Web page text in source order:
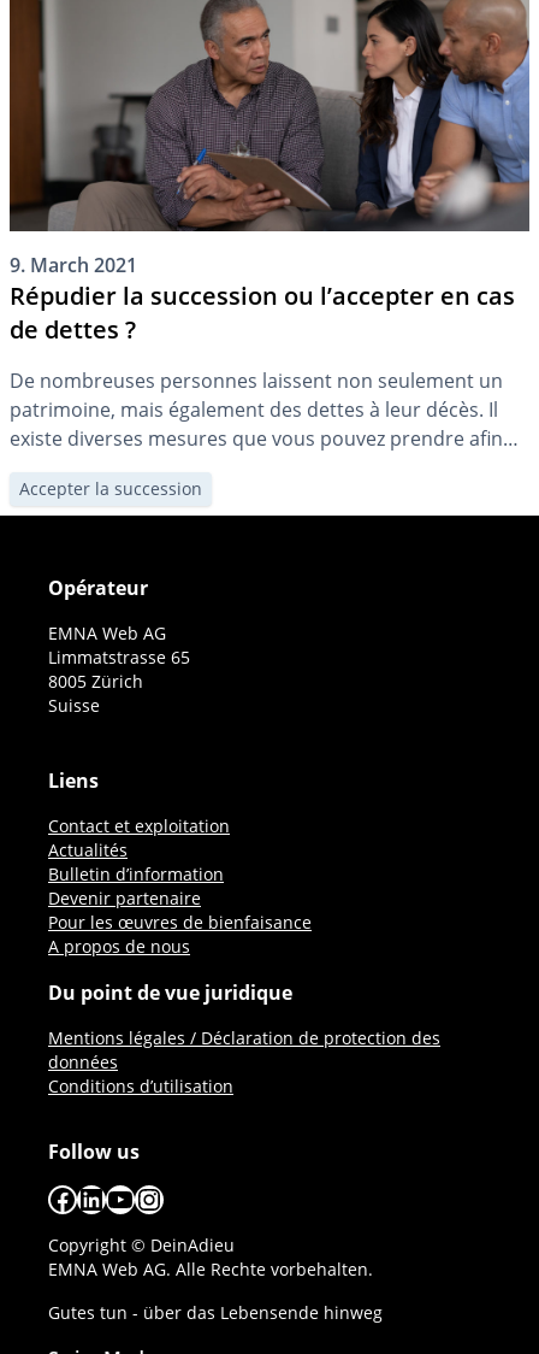
9. March 2021
Répudier la succession ou l’accepter en cas
de dettes ?
De nombreuses personnes laissent non seulement un
patrimoine, mais également des dettes à leur décès. Il
existe diverses mesures que vous pouvez prendre afin
d’obtenir malgré tout l’argent qui vous revient de droit
en tant qu’héritier ou héritière.
Accepter la succession
Opérateur
EMNA Web AG
Limmatstrasse 65
8005 Zürich
Suisse
Liens
Contact et exploitation
Actualités
Bulletin d’information
Devenir partenaire
Pour les œuvres de bienfaisance
A propos de nous
Du point de vue juridique
Mentions légales / Déclaration de protection des
données
Conditions d’utilisation
Follow us
Facebook
LinkedIn
YouTube
Instagram
Copyright © DeinAdieu
EMNA Web AG. Alle Rechte vorbehalten.
Gutes tun - über das Lebensende hinweg